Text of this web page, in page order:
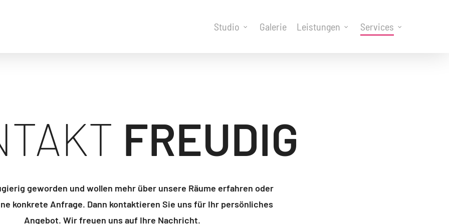
Studio Galerie Leistungen Services
FREUDIG
geworden und wollen mehr über unsere Räume erfahren oder
konkrete Anfrage. Dann kontaktieren Sie uns für Ihr persönliches
Angebot. Wir freuen uns auf Ihre Nachricht.